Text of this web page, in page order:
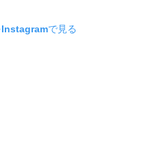
Instagramで見る